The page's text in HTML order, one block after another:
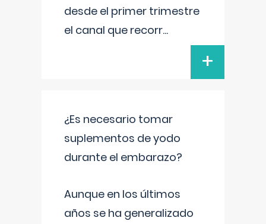
desde el primer trimestre
el canal que recorr...
+
¿Es necesario tomar
suplementos de yodo
durante el embarazo?
Aunque en los últimos
años se ha generalizado